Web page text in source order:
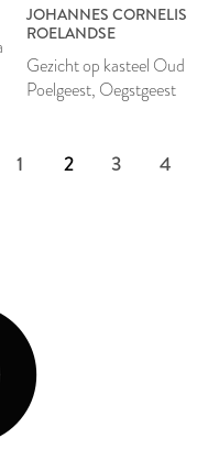
JOHANNES CORNELIS
ROELANDSE
Gezicht op kasteel Oud
Poelgeest, Oegstgeest
1 2 3 4